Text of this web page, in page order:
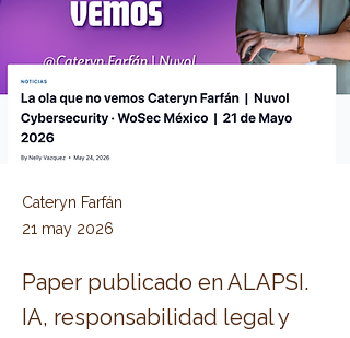
Cateryn Farfán
21 may 2026
Paper publicado en ALAPSI.
IA, responsabilidad legal y